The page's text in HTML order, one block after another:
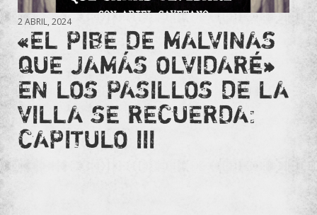
2 ABRIL, 2024
«EL PIBE DE MALVINAS
QUE JAMÁS OLVIDARÉ»
EN LOS PASILLOS DE LA
VILLA SE RECUERDA:
CAPITULO III